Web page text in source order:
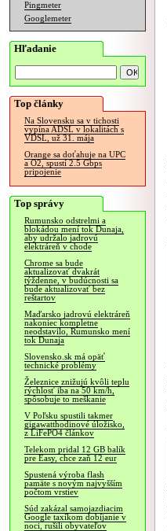
Pingmeter
Googlemeter
Hľadanie
Top články
Na Slovensku sa v tichosti
vypína ADSL v lokalitách s
VDSL, už 31. mája
Orange sa doťahuje na UPC
a O2, spustí 2.5 Gbps
pripojenie
Top správy
Rumunsko odstrelmi a
blokádou mení tok Dunaja,
aby udržalo jadrovú
elektráreň v chode
Chrome sa bude
aktualizovať dvakrát
týždenne, v budúcnosti sa
bude aktualizovať bez
reštartov
Maďarsko jadrovú elektráreň
nakoniec kompletne
neodstavilo, Rumunsko mení
tok Dunaja
Slovensko.sk má opäť
technické problémy
Železnice znižujú kvôli teplu
rýchlosť iba na 50 km/h,
spôsobuje to meškanie
V Poľsku spustili takmer
gigawatthodinové úložisko,
z LiFePO4 článkov
Telekom pridal 12 GB balík
pre Easy, chce zaň 12 eur
Spustená výroba flash
pamäte s novým najvyšším
počtom vrstiev
Súd zakázal samojazdiacim
Google taxíkom dobíjanie v
noci, rušili obyvateľov